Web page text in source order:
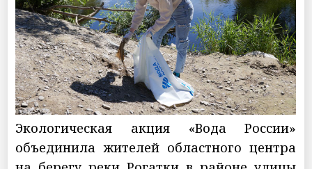
Экологическая акция «Вода России»
объединила жителей областного центра